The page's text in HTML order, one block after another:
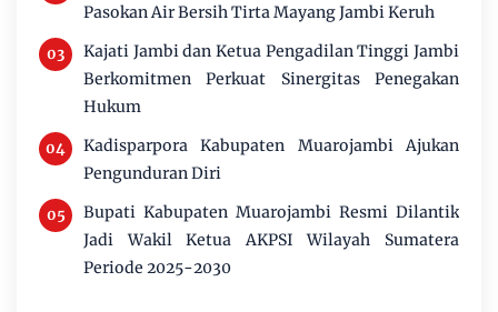
Pasokan Air Bersih Tirta Mayang Jambi Keruh
Kajati Jambi dan Ketua Pengadilan Tinggi Jambi
Berkomitmen Perkuat Sinergitas Penegakan
Hukum
Kadisparpora Kabupaten Muarojambi Ajukan
Pengunduran Diri
Bupati Kabupaten Muarojambi Resmi Dilantik
Jadi Wakil Ketua AKPSI Wilayah Sumatera
Periode 2025-2030